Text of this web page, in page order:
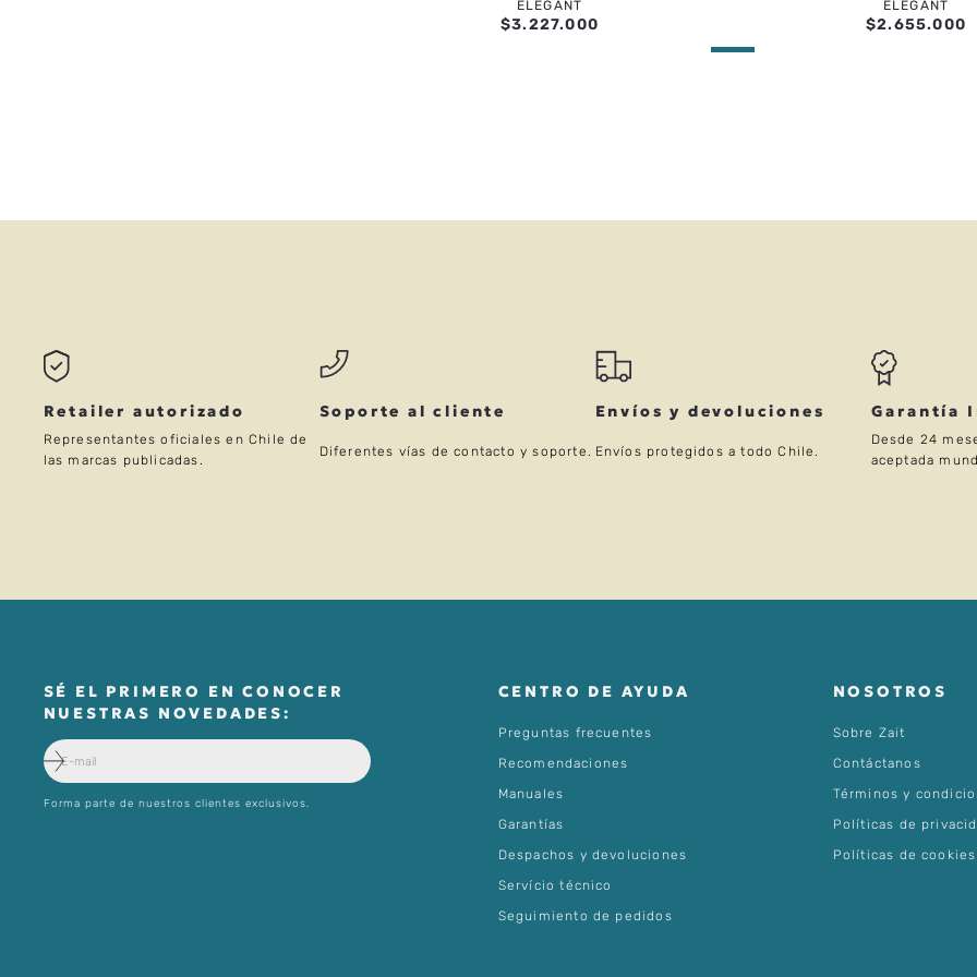
ELEGANT
$3.227.000
ELEGANT
$2.655.000
Retailer autorizado
Representantes oficiales en Chile de
las marcas publicadas.
Soporte al cliente
Diferentes vías de contacto y soporte.
Envíos y devoluciones
Envíos protegidos a todo Chile.
Garantía
Desde 24
aceptada
SÉ EL PRIMERO EN CONOCER
NUESTRAS NOVEDADES:
Forma parte de nuestros clientes exclusivos.
CENTRO DE AYUDA
Preguntas frecuentes
Recomendaciones
Manuales
Garantías
Despachos y devoluciones
Servício técnico
Seguimiento de pedidos
NOSOTROS
Sobre Zait
Contáctanos
Términos y
Políticas de
Políticas de cookies